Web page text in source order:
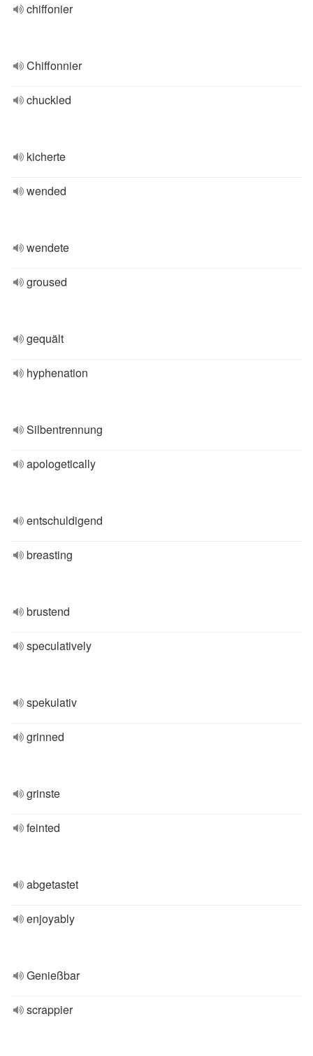
chiffonier
Chiffonnier
chuckled
kicherte
wended
wendete
groused
gequält
hyphenation
Silbentrennung
apologetically
entschuldigend
breasting
brustend
speculatively
spekulativ
grinned
grinste
feinted
abgetastet
enjoyably
Genießbar
scrappier